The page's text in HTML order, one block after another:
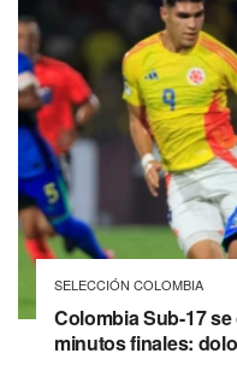
SELECCIÓN COLOMBIA
Colombia Sub-17
minutos finales: